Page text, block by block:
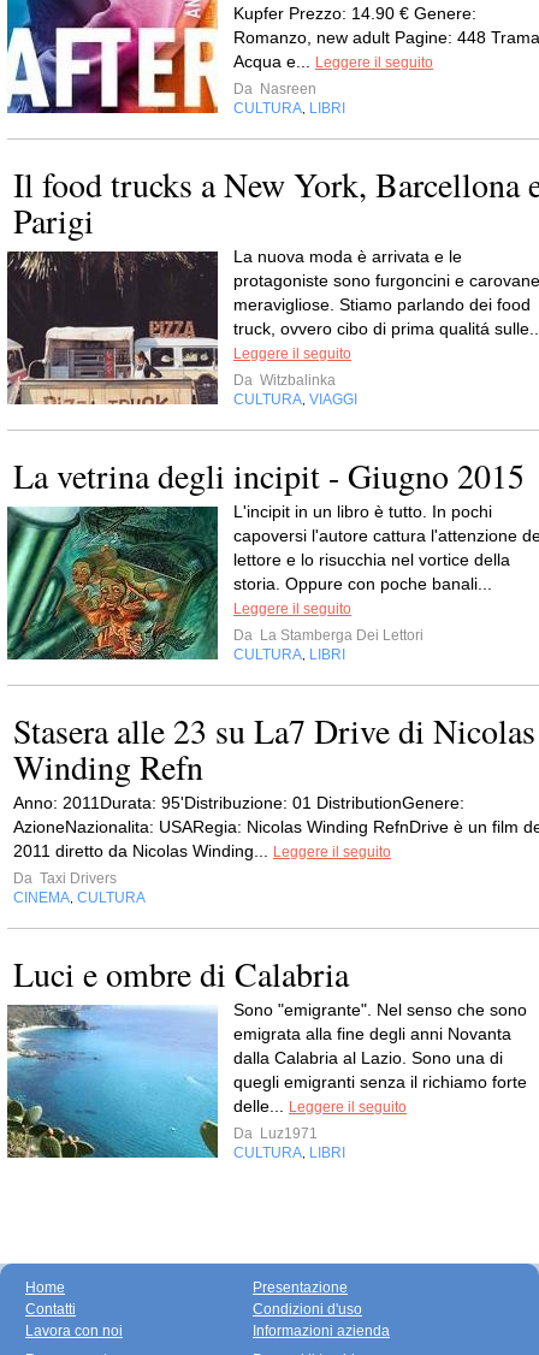
Kupfer Prezzo: 14.90 € Genere:
Romanzo, new adult Pagine: 448
Acqua e...
Leggere il seguito
Da Nasreen
CULTURA LIBRI
Il food trucks a New York, Barcellona
Parigi
La nuova moda è arrivata e le
protagoniste sono furgoncini e carovane
meravigliose. Stiamo parlando dei food
truck, ovvero cibo di prima qualitá
Leggere il seguito
Da Witzbalinka
CULTURA VIAGGI
La vetrina degli incipit - Giugno 2015
L'incipit in un libro è tutto. In pochi
capoversi l'autore cattura l'attenzione
lettore e lo risucchia nel vortice della
storia. Oppure con poche banali...
Leggere il seguito
Da La Stamberga Dei Lettori
CULTURA LIBRI
Stasera alle 23 su La7 Drive di Nicolas
Winding Refn
Anno: 2011Durata: 95'Distribuzione: 01 DistributionGenere:
AzioneNazionalita: USARegia: Nicolas Winding RefnDrive è un film
2011 diretto da Nicolas Winding...
Leggere il seguito
Da Taxi Drivers
CINEMA CULTURA
Luci e ombre di Calabria
Sono "emigrante". Nel senso che sono
emigrata alla fine degli anni Novanta
dalla Calabria al Lazio. Sono una di
quegli emigranti senza il richiamo forte
delle...
Leggere il seguito
Da Luz1971
CULTURA LIBRI
Home
Contatti
Lavora con noi
Presentazione
Condizioni d'uso
Informazioni azienda